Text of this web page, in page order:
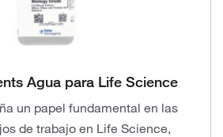
Agua para Life Science
un papel fundamental en las
de trabajo en Life Science,